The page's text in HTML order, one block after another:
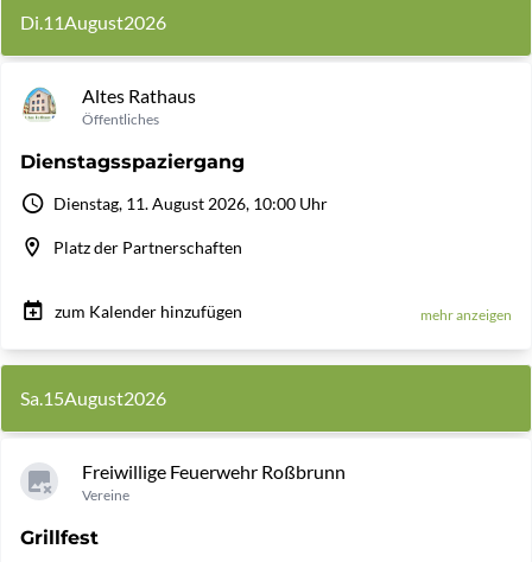
Di.11August2026
Altes Rathaus
Öffentliches
Dienstagsspaziergang
Dienstag, 11. August 2026, 10:00 Uhr
Platz der Partnerschaften
zum Kalender hinzufügen mehr anzeigen
Sa.15August2026
Freiwillige Feuerwehr Roßbrunn
Vereine
Grillfest